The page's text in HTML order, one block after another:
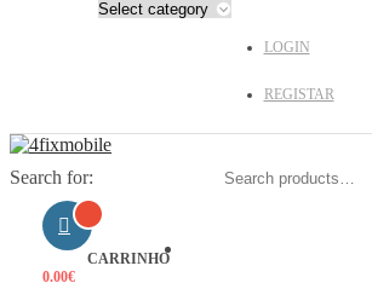
LOGIN
REGISTAR
Search for:
CARRINHO
0.00€